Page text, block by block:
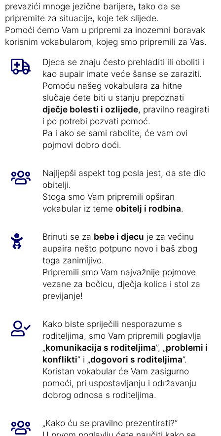
prevazići mnoge jezične barijere, tako da se
pripremite za situacije, koje tek slijede.
Pomoći ćemo Vam u pripremi za inozemni boravak
korisnim vokabularom, kojeg smo pripremili za Vas.
Djeca se znaju često prehladiti ili oboliti i
kao aupair imate veće šanse se zaraziti.
Pomoću našeg vokabulara za hitne
slučaje ćete biti u stanju prepoznati
dječje bolesti i ozlijede, pravilno reagirati
i po potrebi pozvati pomoć.
Pa i ako se sami rabolite, će vam ovi
pojmovi dobro doći.
Najljepši aspekt tog posla jest, da ste dio
obitelji.
Stoga smo Vam pripremili opširan
vokabular iz teme obitelj i rodbina.
Brinuti se za bebe i djecu je za većinu
aupaira nešto potpuno novo i baš zbog
toga zanimljivo.
Pripremili smo Vam najvažnije pojmove
vezane za bočicu, dječja kolica i stol za
previjanje!
Kako biste spriječili nesporazume s
roditeljima, smo Vam pripremili poglavlja
„komunikacija s roditeljima”, „problemi i
konflikti” i „dogovori s roditeljima”.
Koristan vokabular će Vam zasigurno
pomoći, pri uspostavljanju i održavanju
dobrog odnosa s roditeljima.
„Kako ću se pravilno prezentirati?”